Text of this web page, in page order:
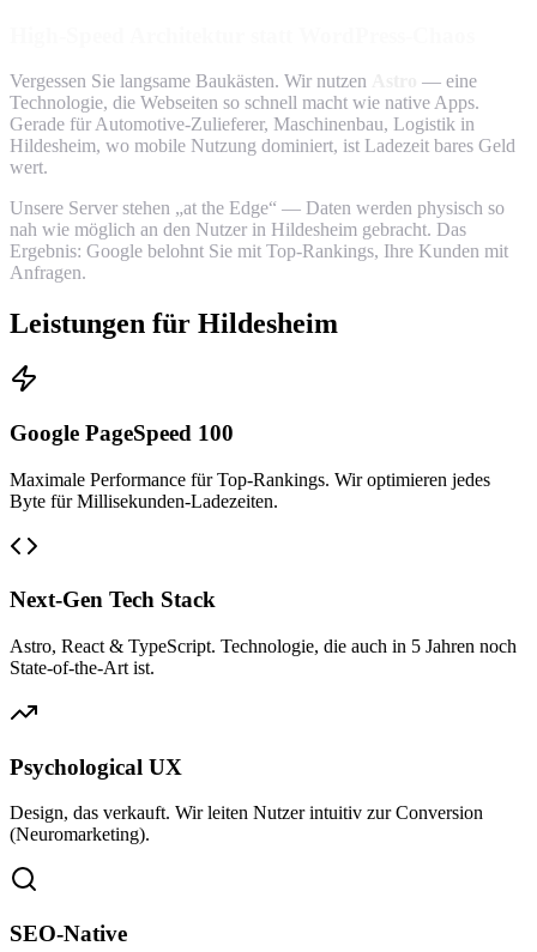
Vergessen Sie langsame Baukästen. Wir nutzen
— eine
Technologie, die Webseiten so schnell macht wie native Apps.
Gerade für Automotive-Zulieferer, Maschinenbau, Logistik in
Hildesheim, wo mobile Nutzung dominiert, ist Ladezeit bares Geld
wert.
Unsere Server stehen „at the Edge“ — Daten werden physisch so
nah wie möglich an den Nutzer in Hildesheim gebracht. Das
Ergebnis: Google belohnt Sie mit Top-Rankings, Ihre Kunden mit
Anfragen.
Leistungen für Hildesheim
Google PageSpeed 100
Maximale Performance für Top-Rankings. Wir optimieren jedes
Byte für Millisekunden-Ladezeiten.
Next-Gen Tech Stack
Astro, React & TypeScript. Technologie, die auch in 5 Jahren noch
State-of-the-Art ist.
Psychological UX
Design, das verkauft. Wir leiten Nutzer intuitiv zur Conversion
(Neuromarketing).
SEO-Native